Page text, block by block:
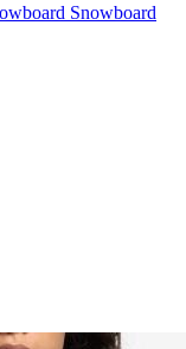
Snowboard